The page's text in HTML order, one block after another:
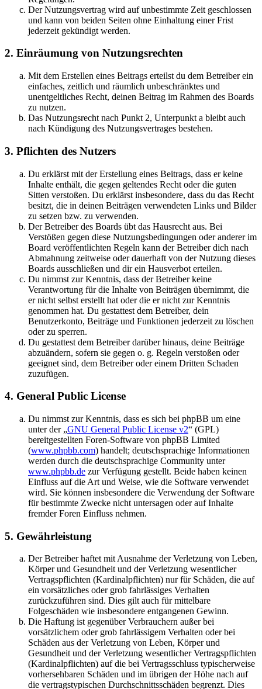
Der Nutzungsvertrag wird auf unbestimmte Zeit geschlossen
und kann von beiden Seiten ohne Einhaltung einer Frist
jederzeit gekündigt werden.
2. Einräumung von Nutzungsrechten
Mit dem Erstellen eines Beitrags erteilst du dem Betreiber ein
einfaches, zeitlich und räumlich unbeschränktes und
unentgeltliches Recht, deinen Beitrag im Rahmen des Boards
zu nutzen.
Das Nutzungsrecht nach Punkt 2, Unterpunkt a bleibt auch
nach Kündigung des Nutzungsvertrages bestehen.
3. Pflichten des Nutzers
Du erklärst mit der Erstellung eines Beitrags, dass er keine
Inhalte enthält, die gegen geltendes Recht oder die guten
Sitten verstoßen. Du erklärst insbesondere, dass du das Recht
besitzt, die in deinen Beiträgen verwendeten Links und Bilder
zu setzen bzw. zu verwenden.
Der Betreiber des Boards übt das Hausrecht aus. Bei
Verstößen gegen diese Nutzungsbedingungen oder anderer im
Board veröffentlichten Regeln kann der Betreiber dich nach
Abmahnung zeitweise oder dauerhaft von der Nutzung dieses
Boards ausschließen und dir ein Hausverbot erteilen.
Du nimmst zur Kenntnis, dass der Betreiber keine
Verantwortung für die Inhalte von Beiträgen übernimmt, die
er nicht selbst erstellt hat oder die er nicht zur Kenntnis
genommen hat. Du gestattest dem Betreiber, dein
Benutzerkonto, Beiträge und Funktionen jederzeit zu löschen
oder zu sperren.
Du gestattest dem Betreiber darüber hinaus, deine Beiträge
abzuändern, sofern sie gegen o. g. Regeln verstoßen oder
geeignet sind, dem Betreiber oder einem Dritten Schaden
zuzufügen.
4. General Public License
Du nimmst zur Kenntnis, dass es sich bei phpBB um eine
unter der „GNU General Public License v2“ (GPL)
bereitgestellten Foren-Software von phpBB Limited
(www.phpbb.com) handelt; deutschsprachige Informationen
werden durch die deutschsprachige Community unter
www.phpbb.de zur Verfügung gestellt. Beide haben keinen
Einfluss auf die Art und Weise, wie die Software verwendet
wird. Sie können insbesondere die Verwendung der Software
für bestimmte Zwecke nicht untersagen oder auf Inhalte
fremder Foren Einfluss nehmen.
5. Gewährleistung
Der Betreiber haftet mit Ausnahme der Verletzung von Leben,
Körper und Gesundheit und der Verletzung wesentlicher
Vertragspflichten (Kardinalpflichten) nur für Schäden, die auf
ein vorsätzliches oder grob fahrlässiges Verhalten
zurückzuführen sind. Dies gilt auch für mittelbare
Folgeschäden wie insbesondere entgangenen Gewinn.
Die Haftung ist gegenüber Verbrauchern außer bei
vorsätzlichem oder grob fahrlässigem Verhalten oder bei
Schäden aus der Verletzung von Leben, Körper und
Gesundheit und der Verletzung wesentlicher Vertragspflichten
(Kardinalpflichten) auf die bei Vertragsschluss typischerweise
vorhersehbaren Schäden und im übrigen der Höhe nach auf
die vertragstypischen Durchschnittsschäden begrenzt. Dies